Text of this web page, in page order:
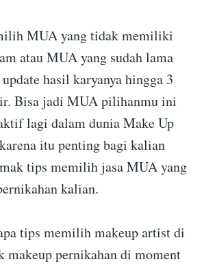
MUA yang tidak memiliki
atau MUA yang sudah lama
hasil karyanya hingga 3
Bisa jadi MUA pilihanmu ini
lagi dalam dunia Make Up
itu penting bagi kalian
tips memilih jasa MUA yang
kalian.
tips memilih makeup artist di
makeup pernikahan di moment